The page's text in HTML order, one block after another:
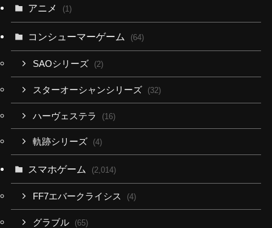
アニメ (1)
コンシューマーゲーム (64)
SAOシリーズ (2)
スターオーシャンシリーズ (32)
ハーヴェステラ (16)
軌跡シリーズ (4)
スマホゲーム (2,014)
FF7エバークライシス (4)
グラブル (65)